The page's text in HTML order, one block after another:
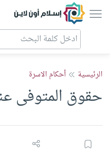
إسلام أون لاين
الرئيسية أحكام الاسرة
حقوق المتوفى